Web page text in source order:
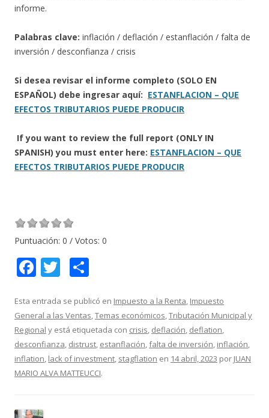
informe.
Palabras clave: inflación / deflación / estanflación / falta de
inversión / desconfianza / crisis
Si desea revisar el informe completo (SOLO EN
ESPAÑOL) debe ingresar aquí: ESTANFLACION – QUE
EFECTOS TRIBUTARIOS PUEDE PRODUCIR
If you want to review the full report (ONLY IN
SPANISH) you must enter here: ESTANFLACION – QUE
EFECTOS TRIBUTARIOS PUEDE PRODUCIR
Puntuación: 0 / Votos: 0
F
e
b
o
o
k
T
itt
er
m
p
ar
ti
r
Esta entrada se publicó en Impuesto a la Renta, Impuesto
General a las Ventas,Temas económicos,Tributación Municipal y
Regional y está etiquetada con crisis, deflación, deflation,
desconfianza, distrust, estanflación,falta de inversión, inflación,
inflation, lack of investment, stagflation en 14 abril, 2023 por JUAN
MARIO ALVA MATTEUCCI.